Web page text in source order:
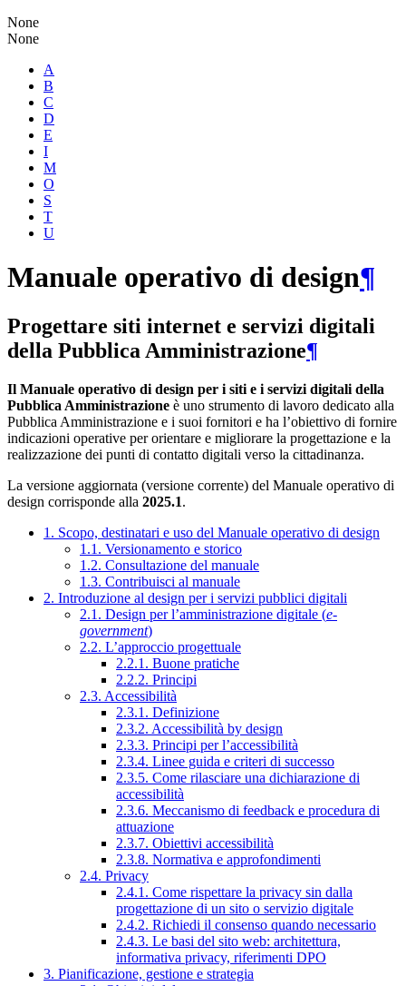
None
None
A
B
C
D
E
I
M
O
S
T
U
Manuale operativo di design¶
Progettare siti internet e servizi digitali
della Pubblica Amministrazione¶
Il Manuale operativo di design per i siti e i servizi digitali della
Pubblica Amministrazione è uno strumento di lavoro dedicato alla
Pubblica Amministrazione e i suoi fornitori e ha l’obiettivo di fornire
indicazioni operative per orientare e migliorare la progettazione e la
realizzazione dei punti di contatto digitali verso la cittadinanza.
La versione aggiornata (versione corrente) del Manuale operativo di
design corrisponde alla 2025.1.
1. Scopo, destinatari e uso del Manuale operativo di design
1.1. Versionamento e storico
1.2. Consultazione del manuale
1.3. Contribuisci al manuale
2. Introduzione al design per i servizi pubblici digitali
2.1. Design per l’amministrazione digitale (e-
government)
2.2. L’approccio progettuale
2.2.1. Buone pratiche
2.2.2. Principi
2.3. Accessibilità
2.3.1. Definizione
2.3.2. Accessibilità by design
2.3.3. Principi per l’accessibilità
2.3.4. Linee guida e criteri di successo
2.3.5. Come rilasciare una dichiarazione di
accessibilità
2.3.6. Meccanismo di feedback e procedura di
attuazione
2.3.7. Obiettivi accessibilità
2.3.8. Normativa e approfondimenti
2.4. Privacy
2.4.1. Come rispettare la privacy sin dalla
progettazione di un sito o servizio digitale
2.4.2. Richiedi il consenso quando necessario
2.4.3. Le basi del sito web: architettura,
informativa privacy, riferimenti DPO
3. Pianificazione, gestione e strategia